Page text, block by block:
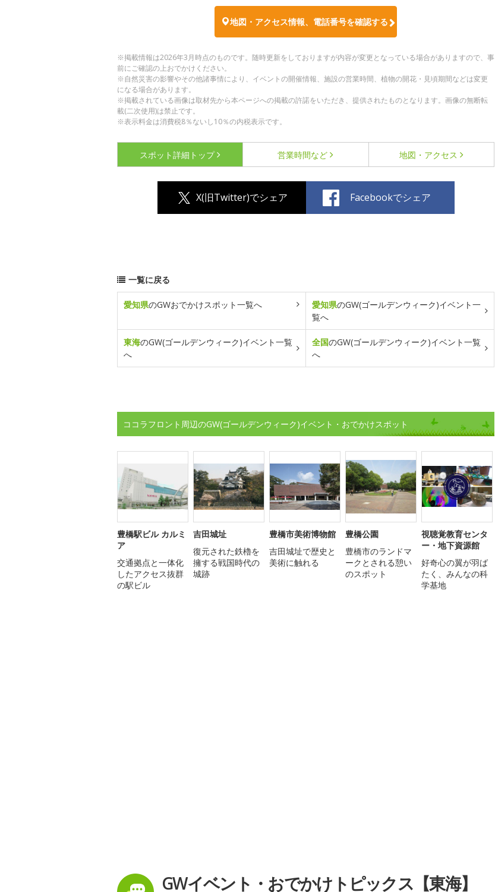
地図・アクセス情報、電話番号を確認する
※掲載情報は2026年3月時点のものです。随時更新をしておりますが内容が変更となっている場合がありますので、事
前にご確認の上おでかけください。
※自然災害の影響やその他諸事情により、イベントの開催情報、施設の営業時間、植物の開花・見頃期間などは変更
になる場合があります。
※掲載されている画像は取材先から本ページへの掲載の許諾をいただき、提供されたものとなります。画像の無断転
載(二次使用)は禁止です。
※表示料金は消費税8％ないし10％の内税表示です。
スポット詳細 トップ 営業時間など 地図・アクセス
X(旧Twitter)でシェア Facebookでシェア
一覧に戻る
愛知県のGWおでかけスポット一覧へ 愛知県のGW(ゴールデンウィーク)イベント一
覧へ
東海のGW(ゴールデンウィーク)イベント一覧
へ
全国のGW(ゴールデンウィーク)イベント一覧
へ
ココラフロント周辺のGW(ゴールデンウィーク)イベント・おでかけスポット
豊橋駅ビル カルミ
ア
交通拠点と一体化
したアクセス抜群
の駅ビル
吉田城址
復元された鉄櫓を
擁する戦国時代の
城跡
豊橋市美術博物館
吉田城址で歴史と
美術に触れる
豊橋公園
豊橋市のランドマ
ークとされる憩い
のスポット
視聴覚教育センタ
ー・地下資源館
好奇心の翼が羽ば
たく、みんなの科
学基地
GWイベント・おでかけトピックス【東海】